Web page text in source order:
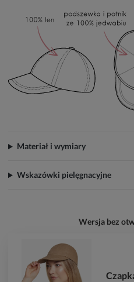
Materiał i wymiary
Wskazówki pielęgnacyjne
Wersja bez